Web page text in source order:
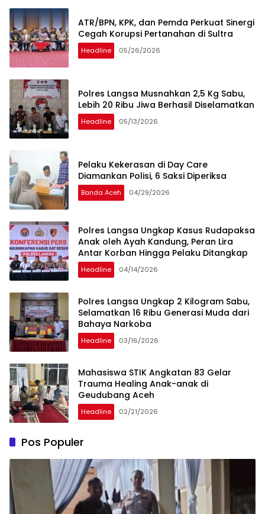
ATR/BPN, KPK, dan Pemda Perkuat Sinergi
Cegah Korupsi Pertanahan di Sultra
Headline 05/26/2026
Polres Langsa Musnahkan 2,5 Kg Sabu,
Lebih 20 Ribu Jiwa Berhasil Diselamatkan
Headline 05/13/2026
Pelaku Kekerasan di Day Care
Diamankan Polisi, 6 Saksi Diperiksa
Banda Aceh 04/29/2026
Polres Langsa Ungkap Kasus Rudapaksa
Anak oleh Ayah Kandung, Peran Lira
Antar Korban Hingga Pelaku Ditangkap
Headline 04/14/2026
Polres Langsa Ungkap 2 Kilogram Sabu,
Selamatkan 16 Ribu Generasi Muda dari
Bahaya Narkoba
Headline 03/16/2026
Mahasiswa STIK Angkatan 83 Gelar
Trauma Healing Anak-anak di
Geudubang Aceh
Headline 02/21/2026
Pos Populer